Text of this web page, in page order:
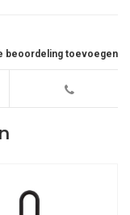
beoordeling toevoegen